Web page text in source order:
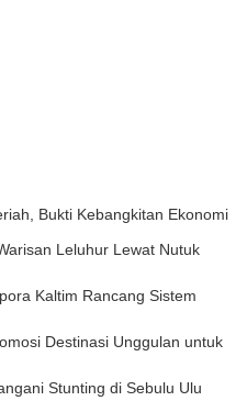
Bukti Kebangkitan Ekonomi
Leluhur Lewat Nutuk
Kaltim Rancang Sistem
Destinasi Unggulan untuk
Stunting di Sebulu Ulu